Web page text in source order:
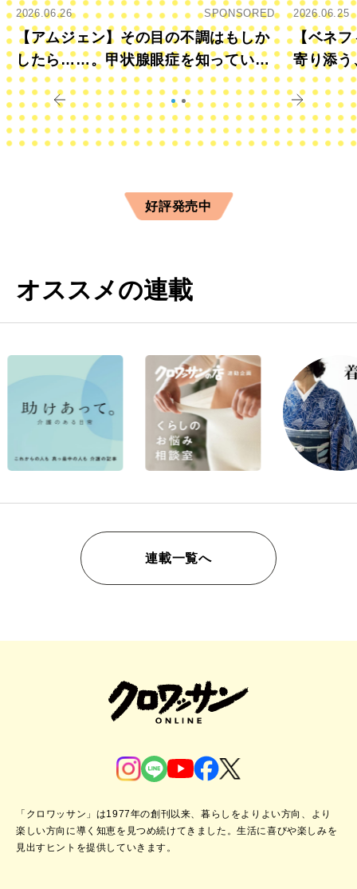
2026.06.26 SPONSORED
【アムジェン】その目の不調はもしか
したら……。甲状腺眼症を知っていま
すか？
2026.06.25
【ベネフ
寄り添う
きに
好評発売中
オススメの連載
連載一覧へ
「クロワッサン」は1977年の創刊以来、暮らしをよりよい方向、より
楽しい方向に導く知恵を見つめ続けてきました。生活に喜びや楽しみを
見出すヒントを提供していきます。